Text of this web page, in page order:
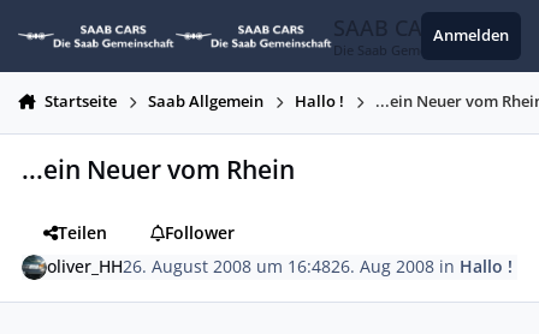
SAAB CARS
Die Saab Gemeinschaft
Anmelden
Startseite Saab Allgemein Hallo ! ...ein Neuer vom
...ein Neuer vom Rhein
Teilen
Follower
oliver_HH26. August 2008 um 16:4826. Aug 2008 in Hallo !